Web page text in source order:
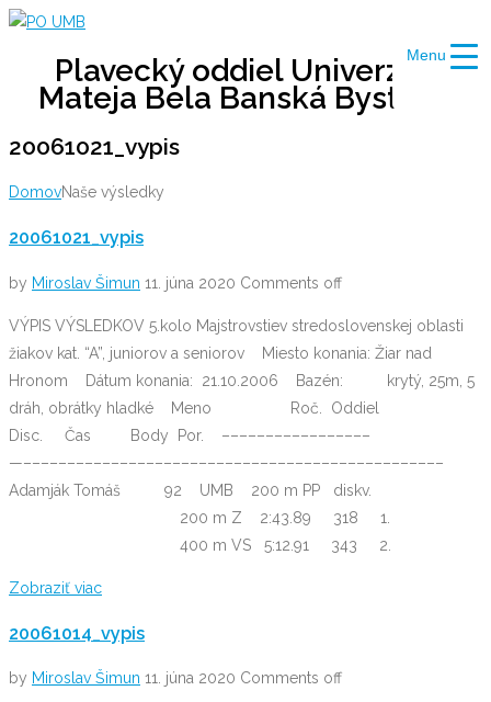
Skip
contentPlavecký oddiel Univerzity
Mateja Bela Banská Bystrica
20061021_vypis
DomovNaše výsledky
20061021_vypis
by Miroslav Šimun 11. júna 2020 Comments off
VÝPIS VÝSLEDKOV 5.kolo Majstrovstiev stredoslovenskej oblasti
žiakov kat. “A”, juniorov a seniorov Miesto konania: Žiar nad
Hronom Dátum konania: 21.10.2006 Bazén: krytý, 25m, 5
dráh, obrátky hladké Meno Roč. Oddiel
Disc. Čas Body Por. –––––––––––––––––
—––––––––––––––––––––––––––––––––––––––––––––––––
Adamják Tomáš 92 UMB 200 m PP diskv.
200 m Z 2:43.89 318 1.
400 m VS 5:12.91 343 2.
Zobraziť viac
20061014_vypis
by Miroslav Šimun 11. júna 2020 Comments off
Menu